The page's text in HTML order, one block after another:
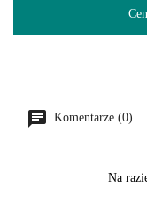
Komentarze (0)
Na